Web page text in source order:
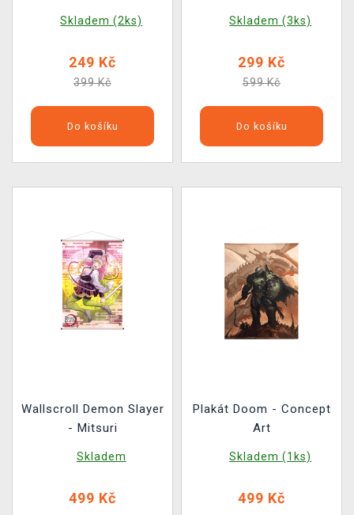
Skladem (2ks)
249 Kč
399 Kč
Do košíku
Skladem (3ks)
299 Kč
599 Kč
Do košíku
Wallscroll Demon Slayer
- Mitsuri
Skladem
499 Kč
Plakát Doom - Concept
Art
Skladem (1ks)
499 Kč